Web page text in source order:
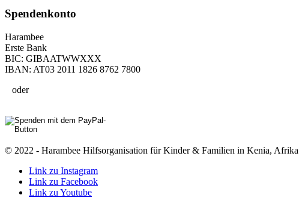
Spenden­konto
Harambee
Erste Bank
BIC: GIBAATWWXXX
IBAN: AT03 2011 1826 8762 7800
oder
© 2022 - Harambee Hilfsorganisation für Kinder & Familien in Kenia, Afrika
Link zu Instagram
Link zu Facebook
Link zu Youtube